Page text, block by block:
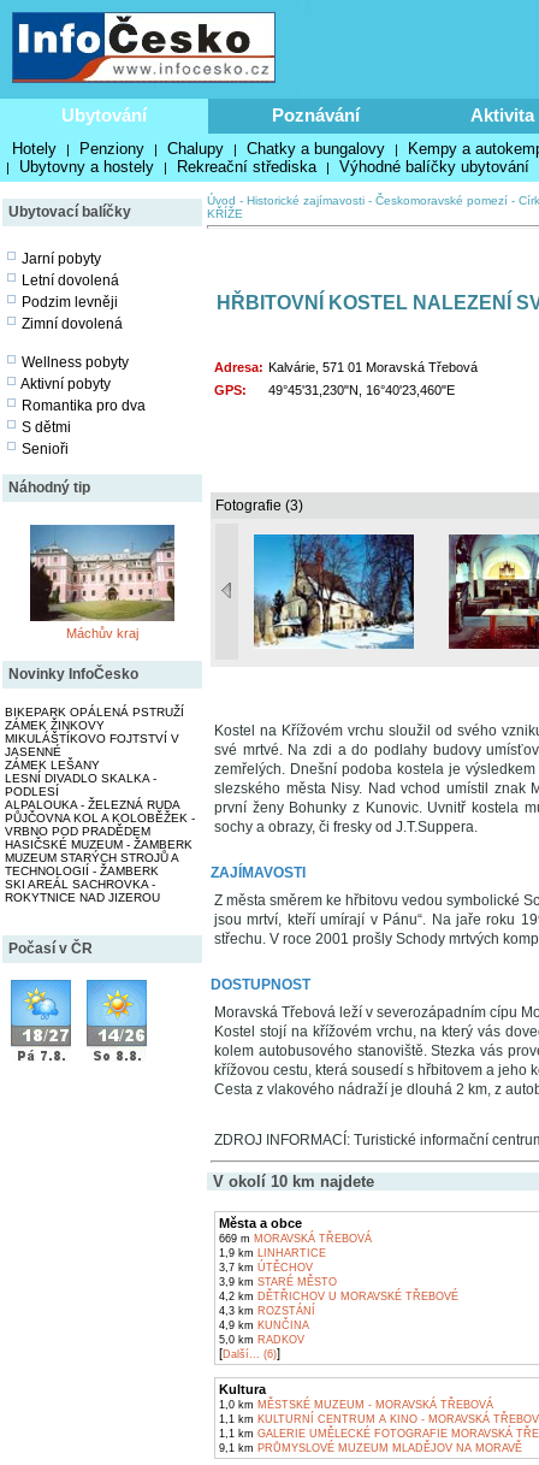
Ubytování Poznávání Aktivita
Hotely | Penziony | Chalupy | Chatky a bungalovy | Kempy a
| Ubytovny a hostely | Rekreační střediska | Výhodné balíčky ubytování
Ubytovací balíčky
Jarní pobyty
Letní dovolená
Podzim levněji
Zimní dovolená
Wellness pobyty
Aktivní pobyty
Romantika pro dva
S dětmi
Senioři
Náhodný tip
Máchův kraj
Novinky InfoČesko
BIKEPARK OPÁLENÁ PSTRUŽÍ
ZÁMEK ŽINKOVY
MIKULÁŠTÍKOVO FOJTSTVÍ V
JASENNÉ
ZÁMEK LEŠANY
LESNÍ DIVADLO SKALKA -
PODLESÍ
ALPALOUKA - ŽELEZNÁ RUDA
PŮJČOVNA KOL A KOLOBĚŽEK -
VRBNO POD PRADĚDEM
HASIČSKÉ MUZEUM - ŽAMBERK
MUZEUM STARÝCH STROJŮ A
TECHNOLOGIÍ - ŽAMBERK
SKI AREÁL SACHROVKA -
ROKYTNICE NAD JIZEROU
Počasí v ČR
Úvod - Historické zajímavosti - Českomoravské pomezí -
KŘÍŽE
HŘBITOVNÍ KOSTEL NALEZENÍ
Adresa: Kalvárie, 571 01 Moravská Třebová
GPS:
49°45'31,230"N, 16°40'23,460"E
Fotografie (3)
Kostel na Křížovém vrchu sloužil od svého
své mrtvé. Na zdi a do podlahy budovy
zemřelých. Dnešní podoba kostela je
slezského města Nisy. Nad vchod umístil znak
první ženy Bohunky z Kunovic. Uvnitř kostela
sochy a obrazy, či fresky od J.T.Suppera.
ZAJÍMAVOSTI
Z města směrem ke hřbitovu vedou symbolické
jsou mrtví, kteří umírají v Pánu“. Na jaře roku
střechu. V roce 2001 prošly Schody mrtvých
DOSTUPNOST
Moravská Třebová leží v severozápadním cípu
Kostel stojí na křížovém vrchu, na který vás
kolem autobusového stanoviště. Stezka vás
křížovou cestu, která sousedí s hřbitovem a jeho
Cesta z vlakového nádraží je dlouhá 2 km, z
ZDROJ INFORMACÍ: Turistické informační
V okolí 10 km najdete
Města a obce
669 m MORAVSKÁ TŘEBOVÁ
1,9 km LINHARTICE
3,7 km ÚTĚCHOV
3,9 km STARÉ MĚSTO
4,2 km DĚTŘICHOV U MORAVSKÉ TŘEBOVÉ
4,3 km ROZSTÁNÍ
4,9 km KUNČINA
5,0 km RADKOV
[Další... (6)]
Kultura
1,0 km MĚSTSKÉ MUZEUM - MORAVSKÁ TŘEBOVÁ
1,1 km KULTURNÍ CENTRUM A KINO - MORAVSKÁ
1,1 km GALERIE UMĚLECKÉ FOTOGRAFIE MORAVSKÁ
9,1 km PRŮMYSLOVÉ MUZEUM MLADĚJOV NA MORAVĚ